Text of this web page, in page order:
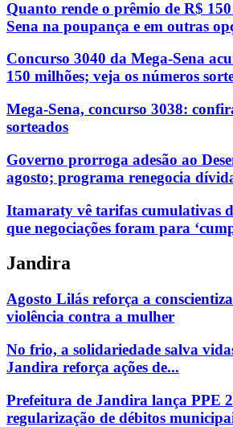
Quanto rende o prêmio de R$
Sena na poupança e em outras
Concurso 3040 da Mega-Sena
150 milhões; veja os números
Mega-Sena, concurso 3038:
sorteados
Governo prorroga adesão ao
agosto; programa renegocia
Itamaraty vê tarifas cumulativas
que negociações foram para
Jandira
Agosto Lilás reforça a
violência contra a mulher
No frio, a solidariedade salva
Jandira reforça ações de...
Prefeitura de Jandira lança PPE
regularização de débitos